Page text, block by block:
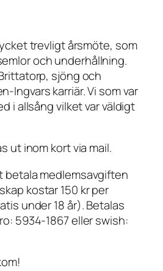
trevligt årsmöte, som
och underhållning.
sjöng och
Ingvars karriär. Vi som var
i allsång vilket var väldigt
ut inom kort via mail.
betala medlemsavgiften
kostar 150 kr per
under 18 år). Betalas
5934-1867 eller swish: